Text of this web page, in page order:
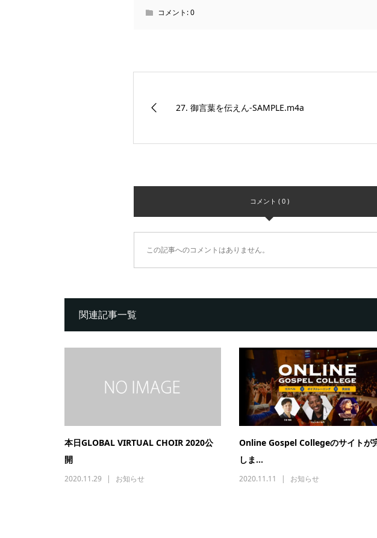
コメント:0
27. 御言葉を伝えん-SAMPLE.m4a
コメント ( 0 )
この記事へのコメントはありません。
関連記事一覧
本日GLOBAL VIRTUAL CHOIR 2020公
開
2020.11.29 お知らせ
Online Gospel Collegeのサイトが
しま...
2020.11.11 お知らせ